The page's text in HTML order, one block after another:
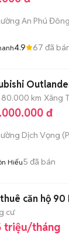
An Phú Đông
4.9 67 đã
80.000 km Xăng
đ
Dịch Vọng (
Hiếu5 đã bán
căn hộ 90
cư
triệu/tháng